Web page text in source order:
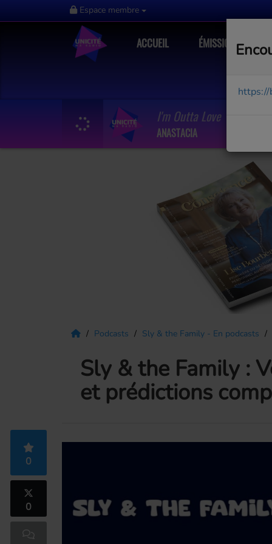
Espace membre
ACCUEIL ÉMISSIONS
I'm Outta Love
ANASTACIA
Podcasts Sly & the Family - En podcasts
Sly & the Family :
et prédictions
0
0
https://